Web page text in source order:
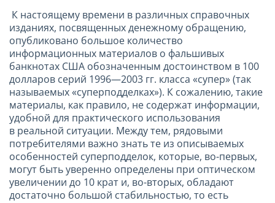
К настоящему времени в различных справочных
изданиях, посвященных денежному обращению,
опубликовано большое количество
информационных материалов о фальшивых
банкнотах США обозначенным достоинством в 100
долларов серий 1996—2003 гг. класса «супер» (так
называемых «суперподделках»). К сожалению, такие
материалы, как правило, не содержат информации,
удобной для практического использования
в реальной ситуации. Между тем, рядовыми
потребителями важно знать те из описываемых
особенностей суперподделок, которые, во-первых,
могут быть уверенно определены при оптическом
увеличении до 10 крат и, во-вторых, обладают
достаточно большой стабильностью, то есть